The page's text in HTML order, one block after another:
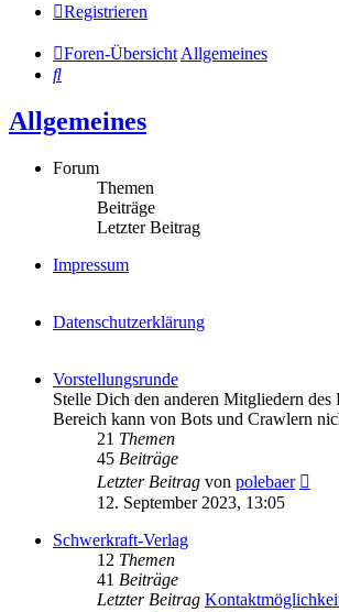
Registrieren
Foren-ÜbersichtAllgemeines
Suche
Allgemeines
Forum
Themen
Beiträge
Letzter Beitrag
Impressum
Datenschutzerklärung
Vorstellungsrunde
Stelle Dich den anderen Mitgliedern des
Bereich kann von Bots und Crawlern
21 Themen
45 Beiträge
Letzter Beitrag von polebaer
12. September 2023, 13:05
Schwerkraft-Verlag
12 Themen
41 Beiträge
Letzter Beitrag